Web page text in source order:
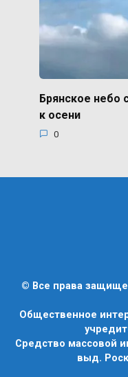
Брянское небо
к осени
0
© Все права
Общественное
Средство массовой
выд.